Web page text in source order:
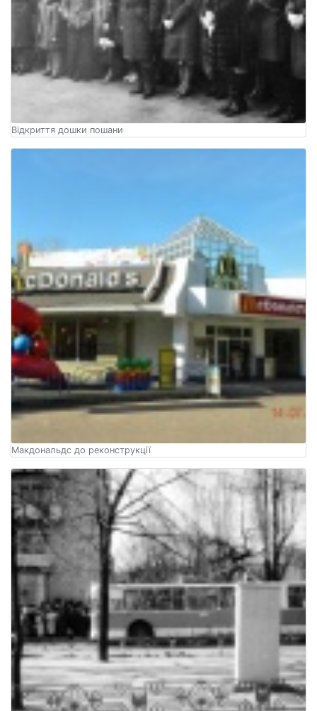
Відкриття дошки пошани
Макдональдс до реконструкції